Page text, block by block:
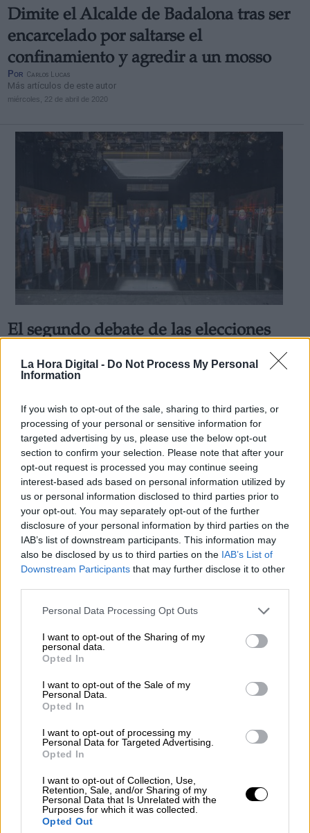
La Hora Digital - Do Not Process My Personal
Information
If you wish to opt-out of the sale, sharing to third parties, or
processing of your personal or sensitive information for
targeted advertising by us, please use the below opt-out
section to confirm your selection. Please note that after your
opt-out request is processed you may continue seeing
interest-based ads based on personal information utilized by
us or personal information disclosed to third parties prior to
your opt-out. You may separately opt-out of the further
disclosure of your personal information by third parties on the
IAB’s list of downstream participants. This information may
also be disclosed by us to third parties on the IAB’s List of
Downstream Participants that may further disclose it to other
Personal Data Processing Opt Outs
I want to opt-out of the Sharing of my
personal data.
Opted In
I want to opt-out of the Sale of my
Personal Data.
Opted In
I want to opt-out of processing my
Personal Data for Targeted Advertising.
Opted In
I want to opt-out of Collection, Use,
Retention, Sale, and/or Sharing of my
Personal Data that Is Unrelated with the
Purposes for which it was collected.
Opted Out
Dimite el Alcalde de Badalona tras ser
encarcelado por saltarse el
confinamiento y agredir a un mosso
Por Carlos Lucas
Más artículos de este autor
miércoles, 22 de abril de 2020
El segundo debate de las elecciones
catalanas muestra el miedo de todos
los partidos a Salvador Illa y el PSC
miércoles, 10 de febrero de 2021
El miedo de los partidos
independentistas a Salvador Illa les
empuja a tratar de bloquear al PSC
Lydia Navarro
jueves, 11 de febrero de 2021
OPINIONES DIVERSAS
Derechos:
link
Información adicional
link